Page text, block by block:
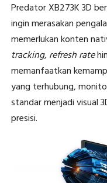
Predator XB273K 3D
ingin merasakan
memerlukan konten
tracking, refresh rate
memanfaatkan
yang terhubung,
standar menjadi visual
presisi.